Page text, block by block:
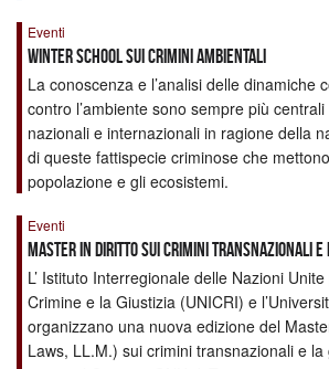
Eventi
Winter school sui crimini ambientali
La conoscenza e l’analisi delle dinamiche
contro l’ambiente sono sempre più
nazionali e internazionali in ragione della
di queste fattispecie criminose che
popolazione e gli ecosistemi.
Eventi
Master in Diritto sui crimini transnazionali e
L’ Istituto Interregionale delle Nazioni
Crimine e la Giustizia (UNICRI) e
organizzano una nuova edizione del
Laws, LL.M.) sui crimini transnazionali e